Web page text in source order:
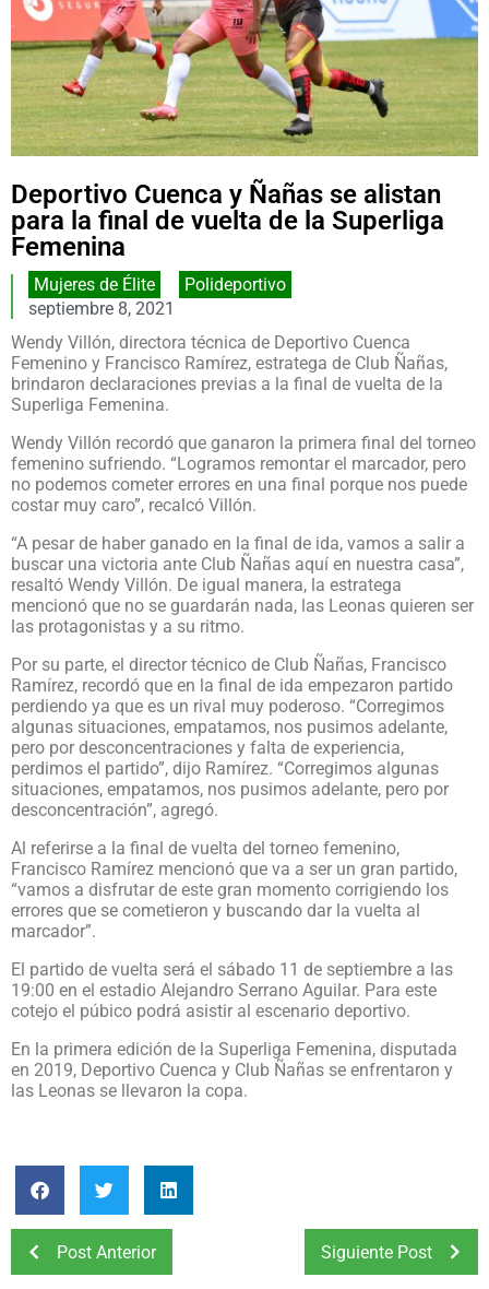
Deportivo Cuenca y Ñañas se alistan
para la final de vuelta de la Superliga
Femenina
Mujeres de Élite
Polideportivo
septiembre 8, 2021
Wendy Villón, directora técnica de Deportivo Cuenca
Femenino y Francisco Ramírez, estratega de Club Ñañas,
brindaron declaraciones previas a la final de vuelta de la
Superliga Femenina.
Wendy Villón recordó que ganaron la primera final del torneo
femenino sufriendo. “Logramos remontar el marcador, pero
no podemos cometer errores en una final porque nos puede
costar muy caro”, recalcó Villón.
“A pesar de haber ganado en la final de ida, vamos a salir a
buscar una victoria ante Club Ñañas aquí en nuestra casa”,
resaltó Wendy Villón. De igual manera, la estratega
mencionó que no se guardarán nada, las Leonas quieren ser
las protagonistas y a su ritmo.
Por su parte, el director técnico de Club Ñañas, Francisco
Ramírez, recordó que en la final de ida empezaron partido
perdiendo ya que es un rival muy poderoso. “Corregimos
algunas situaciones, empatamos, nos pusimos adelante,
pero por desconcentraciones y falta de experiencia,
perdimos el partido”, dijo Ramírez. “Corregimos algunas
situaciones, empatamos, nos pusimos adelante, pero por
desconcentración”, agregó.
Al referirse a la final de vuelta del torneo femenino,
Francisco Ramírez mencionó que va a ser un gran partido,
“vamos a disfrutar de este gran momento corrigiendo los
errores que se cometieron y buscando dar la vuelta al
marcador”.
El partido de vuelta será el sábado 11 de septiembre a las
19:00 en el estadio Alejandro Serrano Aguilar. Para este
cotejo el púbico podrá asistir al escenario deportivo.
En la primera edición de la Superliga Femenina, disputada
en 2019, Deportivo Cuenca y Club Ñañas se enfrentaron y
las Leonas se llevaron la copa.
Post Anterior Siguiente Post